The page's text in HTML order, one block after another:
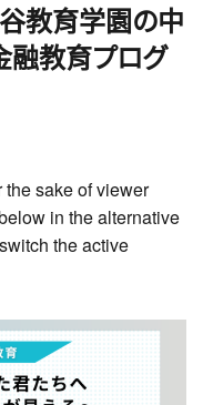
教育学園の中
融教育プログ
the sake of viewer
in the alternative
the active